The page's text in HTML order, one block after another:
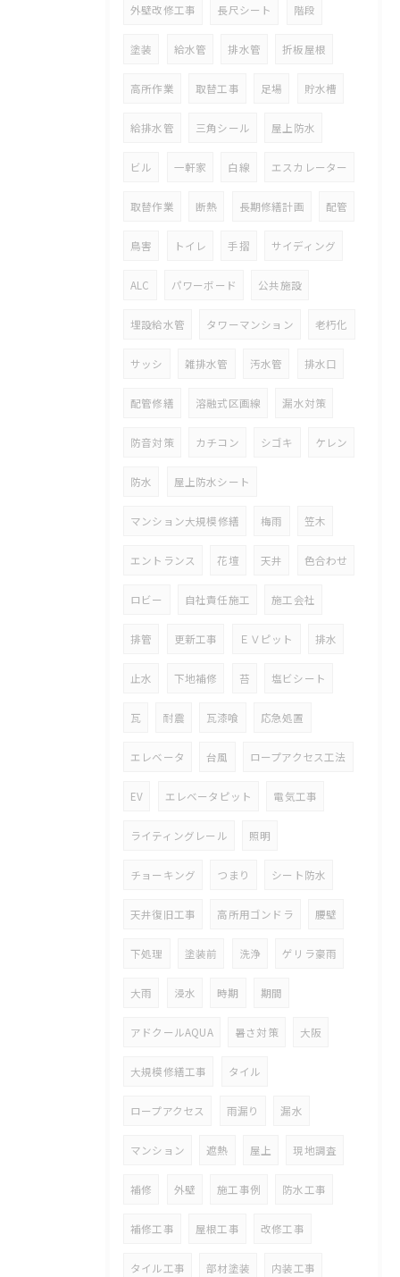
外壁改修工事 長尺シート 階段
塗装 給水管 排水管 折板屋根
高所作業 取替工事 足場 貯水槽
給排水管 三角シール 屋上防水
ビル 一軒家 白線 エスカレーター
取替作業 断熱 長期修繕計画 配管
鳥害 トイレ 手摺 サイディング
ALC パワーボード 公共施設
埋設給水管 タワーマンション 老朽化
サッシ 雑排水管 汚水管 排水口
配管修繕 溶融式区画線 漏水対策
防音対策 カチコン シゴキ ケレン
防水 屋上防水シート
マンション大規模修繕 梅雨 笠木
エントランス 花壇 天井 色合わせ
ロビー 自社責任施工 施工会社
排管 更新工事 ＥＶピット 排水
止水 下地補修 苔 塩ビシート
瓦 耐震 瓦漆喰 応急処置
エレベータ 台風 ロープアクセス工法
EV エレベータピット 電気工事
ライティングレール 照明
チョーキング つまり シート防水
天井復旧工事 高所用ゴンドラ 腰壁
下処理 塗装前 洗浄 ゲリラ豪雨
大雨 浸水 時期 期間
アドクールAQUA 暑さ対策 大阪
大規模修繕工事 タイル
ロープアクセス 雨漏り 漏水
マンション 遮熱 屋上 現地調査
補修 外壁 施工事例 防水工事
補修工事 屋根工事 改修工事
タイル工事 部材塗装 内装工事